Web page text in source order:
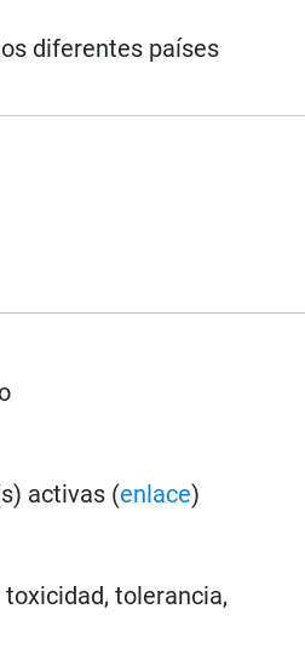
diferentes países
activas (enlace)
tolerancia,